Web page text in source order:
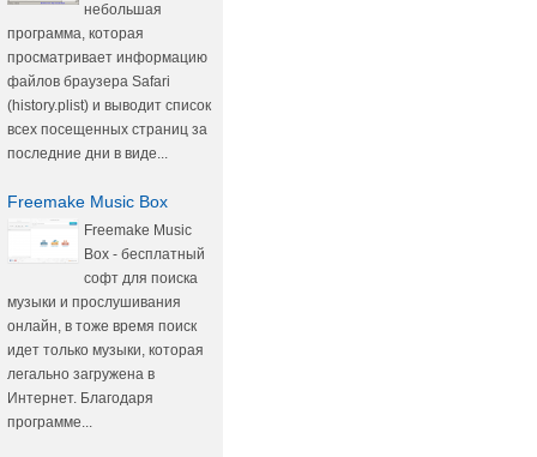
небольшая
программа, которая
просматривает информацию
файлов браузера Safari
(history.plist) и выводит список
всех посещенных страниц за
последние дни в виде...
Freemake Music Box
Freemake Music
Box - бесплатный
софт для поиска
музыки и прослушивания
онлайн, в тоже время поиск
идет только музыки, которая
легально загружена в
Интернет. Благодаря
программе...